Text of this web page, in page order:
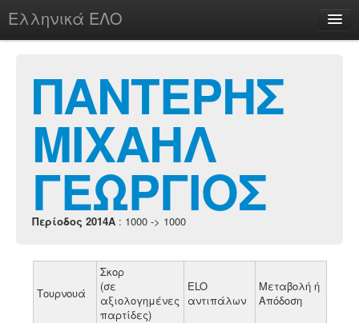
Ελληνικά ΕΛΟ
chesstu.be @ discord
Login
ΠΑΝΤΕΡΗΣ
ΜΙΧΑΗΛ
ΓΕΩΡΓΙΟΣ
Περίοδος 2014A : 1000 -> 1000
Τουρνουά
Σκορ
(σε
αξιολογημένες
παρτίδες)
ELO
αντιπάλων
Μεταβολή ή
Απόδοση